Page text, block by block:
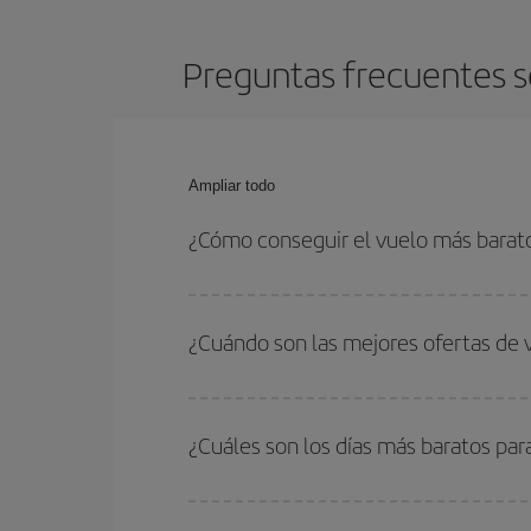
Preguntas frecuentes
Ampliar todo
¿Cómo conseguir el vuelo más
con las fechas y horarios de ida y vuelta.
¿Cuándo son las mejores ofertas
periodos de vacaciones escolares son
precios encontrarás.
¿Cuáles son los días más baratos